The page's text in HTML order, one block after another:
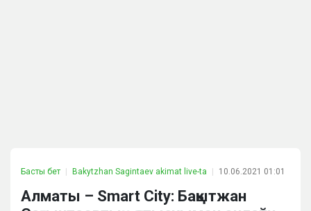
Басты бет Bakytzhan Sagintaev akimat live-ta 10.06.2021 01:01
Алматы – Smart City: Бақытжан